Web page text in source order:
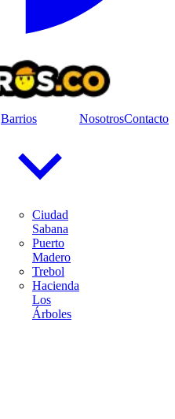
Barrios
Ciudad
Sabana
Puerto
Madero
Trebol
Hacienda
Los
Árboles
NosotrosContacto